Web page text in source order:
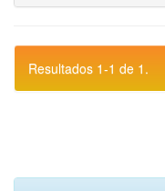
Resultados 1-1 de 1.